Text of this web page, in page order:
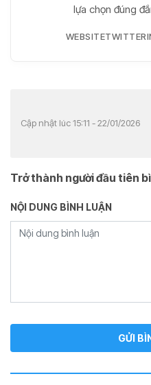
lựa chọn đúng
WEBSITETWITTER
Cập nhật lúc 15:11 - 22/01/2026
Trở thành người đầu tiên
NỘI DUNG BÌNH LUẬN